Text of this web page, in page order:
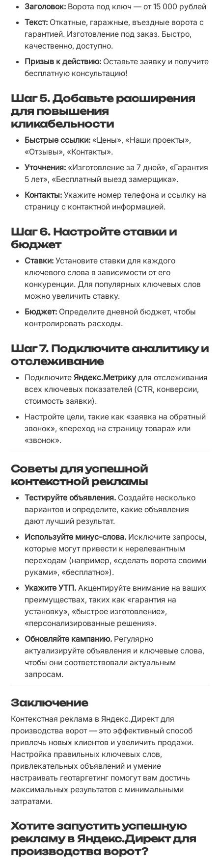
Заголовок: Ворота под ключ — от 15 000 рублей
Текст: Откатные, гаражные, въездные ворота с
гарантией. Изготовление под заказ. Быстро,
качественно, доступно.
Призыв к действию: Оставьте заявку и получите
бесплатную консультацию!
Шаг 5. Добавьте расширения
для повышения
кликабельности
Быстрые ссылки: «Цены», «Наши проекты»,
«Отзывы», «Контакты».
Уточнения: «Изготовление за 7 дней», «Гарантия
5 лет», «Бесплатный выезд замерщика».
Контакты: Укажите номер телефона и ссылку на
страницу с контактной информацией.
Шаг 6. Настройте ставки и
бюджет
Ставки: Установите ставки для каждого
ключевого слова в зависимости от его
конкуренции. Для популярных ключевых слов
можно увеличить ставку.
Бюджет: Определите дневной бюджет, чтобы
контролировать расходы.
Шаг 7. Подключите аналитику и
отслеживание
Подключите Яндекс.Метрику для отслеживания
всех ключевых показателей (CTR, конверсии,
стоимость заявки).
Настройте цели, такие как «заявка на обратный
звонок», «переход на страницу товара» или
«звонок».
Советы для успешной
контекстной рекламы
Тестируйте объявления. Создайте несколько
вариантов и определите, какие объявления
дают лучший результат.
Используйте минус-слова. Исключите запросы,
которые могут привести к нерелевантным
переходам (например, «сделать ворота своими
руками», «бесплатно»).
Укажите УТП. Акцентируйте внимание на ваших
преимуществах, таких как «гарантия на
установку», «быстрое изготовление»,
«персонализированные решения».
Обновляйте кампанию. Регулярно
актуализируйте объявления и ключевые слова,
чтобы они соответствовали актуальным
запросам.
Заключение
Контекстная реклама в Яндекс.Директ для
производства ворот — это эффективный способ
привлечь новых клиентов и увеличить продажи.
Настройка правильных ключевых слов,
привлекательных объявлений и умение
настраивать геотаргетинг помогут вам достичь
максимальных результатов с минимальными
затратами.
Хотите запустить успешную
рекламу в Яндекс.Директ для
производства ворот?